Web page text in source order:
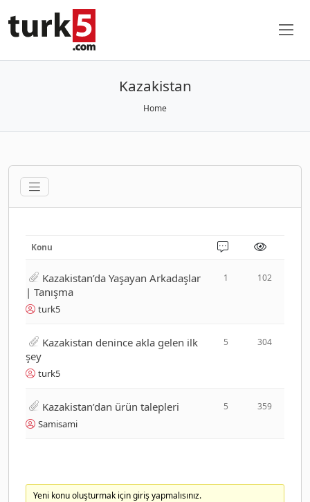
Kazakistan
Home
Konu
Kazakistan’da Yaşayan Arkadaşlar
| Tanışma
turk5
1 102
Kazakistan denince akla gelen ilk
şey
turk5
5 304
Kazakistan’dan ürün talepleri
Samisami
5 359
Yeni konu oluşturmak için giriş yapmalısınız.